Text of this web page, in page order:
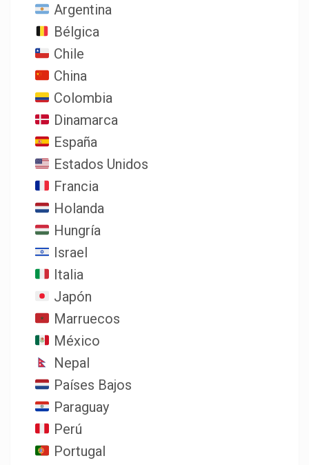
Argentina
Bélgica
Chile
China
Colombia
Dinamarca
España
Estados Unidos
Francia
Holanda
Hungría
Israel
Italia
Japón
Marruecos
México
Nepal
Países Bajos
Paraguay
Perú
Portugal